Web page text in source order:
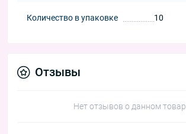
Количество в упаковке 10
Отзывы
Нет отзывов о данном